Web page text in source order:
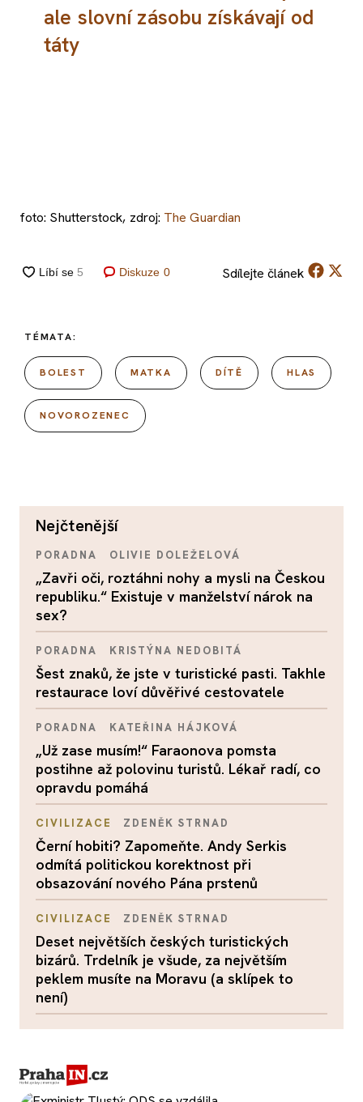
ale slovní zásobu získávají od
táty
foto: Shutterstock, zdroj: The Guardian
Diskuze 0 Sdílejte článek
TÉMATA:
BOLEST MATKA DÍTĚ HLAS
NOVOROZENEC
nejčtenější
PORADNA OLIVIE DOLEŽELOVÁ
„Zavři oči, roztáhni nohy a mysli na Českou
republiku.“ Existuje v manželství nárok na
sex?
PORADNA KRISTÝNA NEDOBITÁ
Šest znaků, že jste v turistické pasti. Takhle
restaurace loví důvěřivé cestovatele
PORADNA KATEŘINA HÁJKOVÁ
„Už zase musím!“ Faraonova pomsta
postihne až polovinu turistů. Lékař radí, co
opravdu pomáhá
CIVILIZACE ZDENĚK STRNAD
Černí hobiti? Zapomeňte. Andy Serkis
odmítá politickou korektnost při
obsazování nového Pána prstenů
CIVILIZACE ZDENĚK STRNAD
Deset největších českých turistických
bizárů. Trdelník je všude, za největším
peklem musíte na Moravu (a sklípek to
není)